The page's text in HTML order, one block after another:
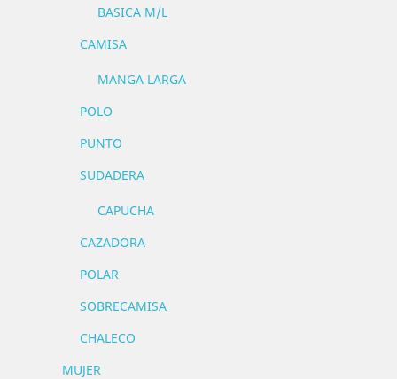
BASICA M/L
CAMISA
MANGA LARGA
POLO
PUNTO
SUDADERA
CAPUCHA
CAZADORA
POLAR
SOBRECAMISA
CHALECO
MUJER